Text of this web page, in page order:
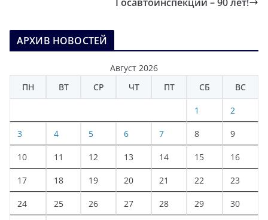
АРХИВ НОВОСТЕЙ
Август 2026
ПН
ВТ СР ЧТ ПТ СБ ВС
1 2
3 4 5 6 7 8 9
10 11 12 13 14 15 16
17 18 19 20 21 22 23
24 25 26 27 28 29 30